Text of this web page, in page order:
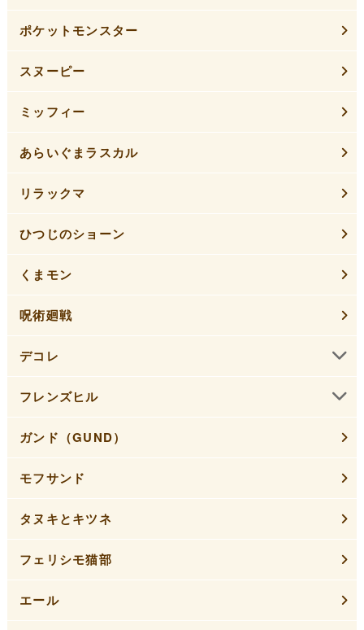
ポケットモンスター
スヌーピー
ミッフィー
あらいぐまラスカル
リラックマ
ひつじのショーン
くまモン
呪術廻戦
デコレ
フレンズヒル
ガンド（GUND）
モフサンド
タヌキとキツネ
フェリシモ猫部
エール